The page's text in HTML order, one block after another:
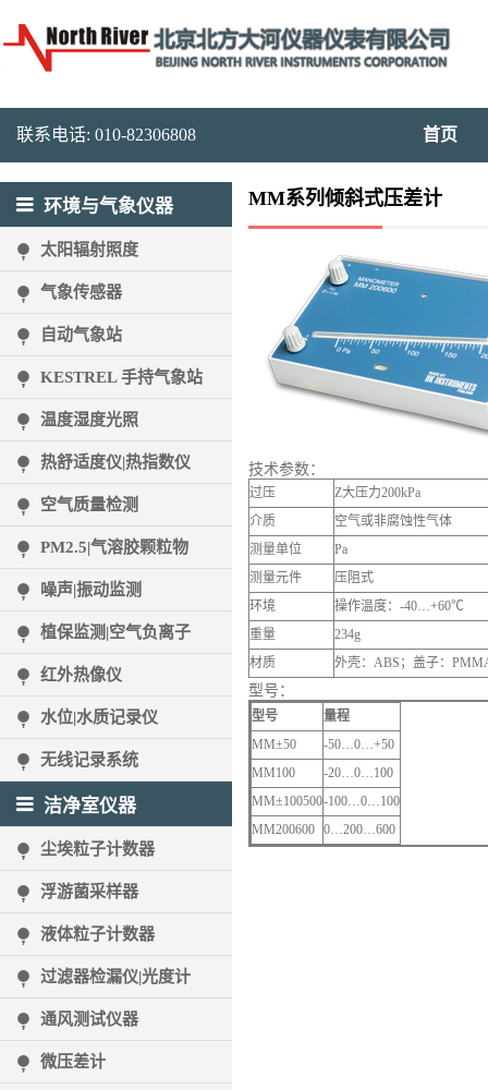
联系电话: 010-82306808 首页
环境与气象仪器
太阳辐射照度
气象传感器
自动气象站
KESTREL 手持气象站
温度湿度光照
热舒适度仪|热指数仪
空气质量检测
PM2.5|气溶胶颗粒物
噪声|振动监测
植保监测|空气负离子
红外热像仪
水位|水质记录仪
无线记录系统
洁净室仪器
尘埃粒子计数器
浮游菌采样器
液体粒子计数器
过滤器检漏仪|光度计
通风测试仪器
微压差计
MM系列倾斜式压差计
技术参数：
过压
Z大压力200kPa
介质
空气或非腐蚀性气体
测量单位
Pa
测量元件
压阻式
环境
操作温度：-40…+60℃
重量
234g
材质
外壳：ABS；盖子：
型号：
型号
量程
MM±50
-50…0…+50
MM100
-20…0…100
MM±100500-100…0…100
MM200600 0…200…600